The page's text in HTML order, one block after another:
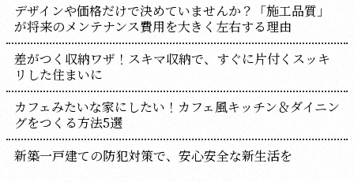
デザインや価格だけで決めていませんか？「施工品質」
が将来のメンテナンス費用を大きく左右する理由
差がつく収納ワザ！スキマ収納で、すぐに片付くスッキ
リした住まいに
カフェみたいな家にしたい！カフェ風キッチン＆ダイニン
グをつくる方法5選
新築一戸建ての防犯対策で、安心安全な新生活を